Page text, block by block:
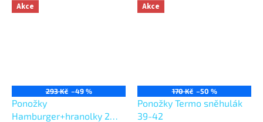
Akce
293 Kč –49 %
Ponožky
Hamburger+hranolky 2
Akce
170 Kč –50 %
Ponožky Termo sněhulák
39-42